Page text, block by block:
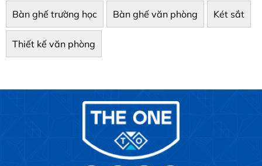
Bàn ghế trường học Bàn ghế văn phòng Két sắt
Thiết kế văn phòng